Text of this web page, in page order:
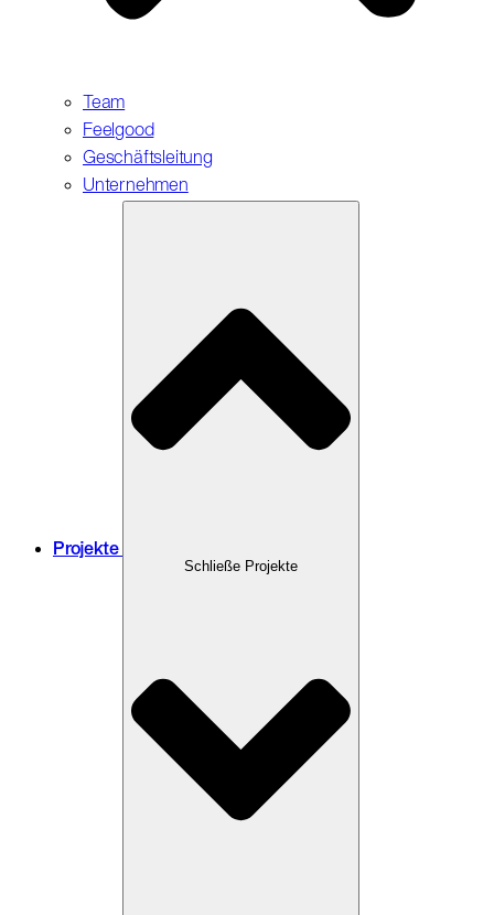
Team
Feelgood
Geschäftsleitung
Unternehmen
Projekte
Schließe Projekte